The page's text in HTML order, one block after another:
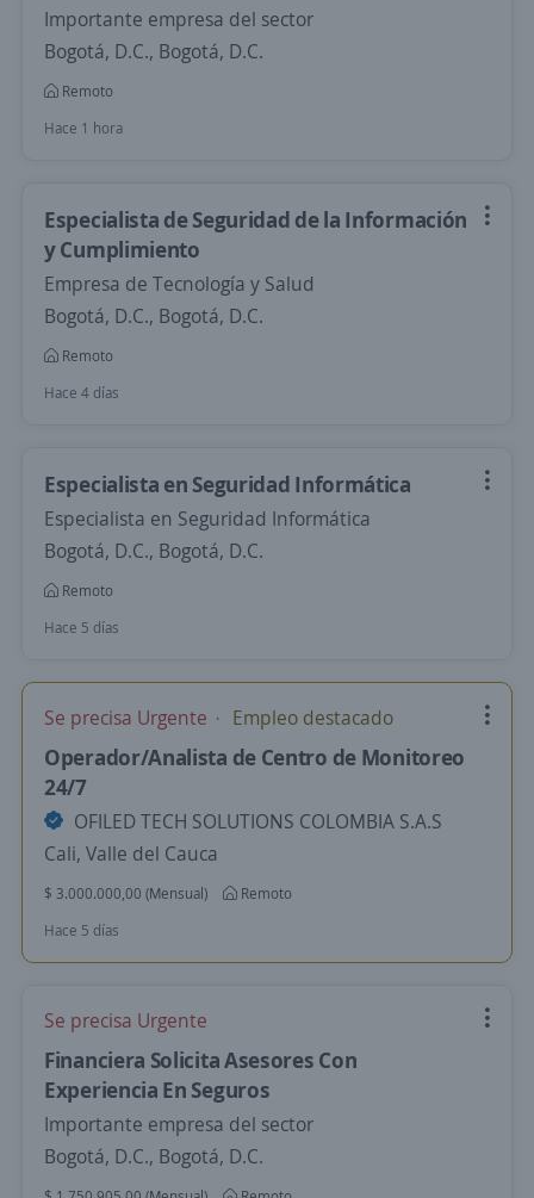
Importante empresa del sector
Bogotá, D.C., Bogotá, D.C.
Remoto
Hace 1 hora
Especialista de Seguridad de la Información
y Cumplimiento
Empresa de Tecnología y Salud
Bogotá, D.C., Bogotá, D.C.
Remoto
Hace 4 días
Especialista en Seguridad Informática
Especialista en Seguridad Informática
Bogotá, D.C., Bogotá, D.C.
Remoto
Hace 5 días
Se precisa Urgente Empleo destacado
Operador/Analista de Centro de Monitoreo
24/7
OFILED TECH SOLUTIONS COLOMBIA S.A.S
Cali, Valle del Cauca
$ 3.000.000,00 (Mensual)
Remoto
Hace 5 días
Se precisa Urgente
Financiera Solicita Asesores Con
Experiencia En Seguros
Importante empresa del sector
Bogotá, D.C., Bogotá, D.C.